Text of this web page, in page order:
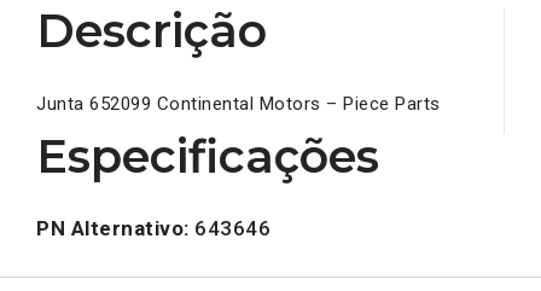
Descrição
Junta 652099 Continental Motors – Piece Parts
Especificações
PN Alternativo: 643646